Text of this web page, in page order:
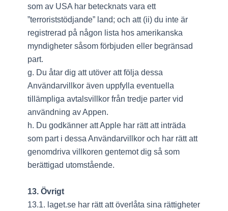
som av USA har betecknats vara ett
”terroriststödjande” land; och att (ii) du inte är
registrerad på någon lista hos amerikanska
myndigheter såsom förbjuden eller begränsad
part.
g. Du åtar dig att utöver att följa dessa
Användarvillkor även uppfylla eventuella
tillämpliga avtalsvillkor från tredje parter vid
användning av Appen.
h. Du godkänner att Apple har rätt att inträda
som part i dessa Användarvillkor och har rätt att
genomdriva villkoren gentemot dig så som
berättigad utomstående.
13. Övrigt
13.1. laget.se har rätt att överlåta sina rättigheter